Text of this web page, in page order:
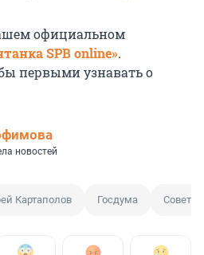
официальном
SPB online».
первыми узнавать о
новостей
Картаполов Госдума Совет